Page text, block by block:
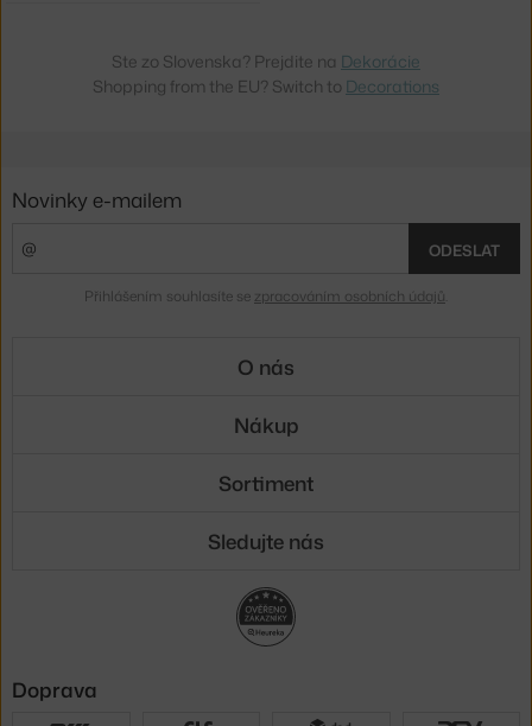
Ste zo Slovenska? Prejdite na Dekorácie
Shopping from the EU? Switch to Decorations
Novinky e-mailem
ODESLAT
Přihlášením souhlasíte se zpracováním osobních údajů
O nás
Nákup
Sortiment
Sledujte nás
Doprava